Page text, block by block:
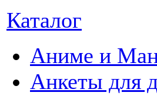
Каталог
Аниме и
Анкеты для